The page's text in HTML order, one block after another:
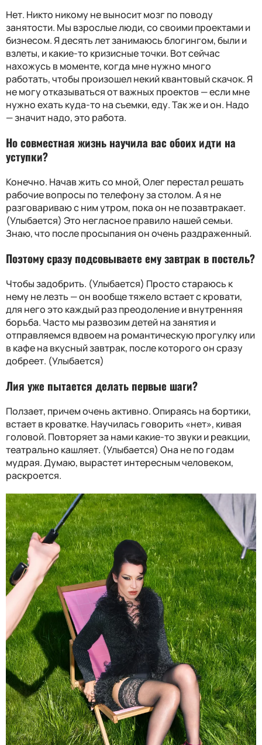
Нет. Никто никому не выносит мозг по поводу
занятости. Мы взрослые люди, со своими проектами и
бизнесом. Я десять лет занимаюсь блогингом, были и
взлеты, и какие-то кризисные точки. Вот сейчас
нахожусь в моменте, когда мне нужно много
работать, чтобы произошел некий квантовый скачок. Я
не могу отказываться от важных проектов — если мне
нужно ехать куда-то на съемки, еду. Так же и он. Надо
— значит надо, это работа.
Но совместная жизнь научила вас обоих идти на
уступки?
Конечно. Начав жить со мной, Олег перестал решать
рабочие вопросы по телефону за столом. А я не
разговариваю с ним утром, пока он не позавтракает.
(Улыбается) Это негласное правило нашей семьи.
Знаю, что после просыпания он очень раздраженный.
Поэтому сразу подсовываете ему завтрак в постель?
Чтобы задобрить. (Улыбается) Просто стараюсь к
нему не лезть — он вообще тяжело встает с кровати,
для него это каждый раз преодоление и внутренняя
борьба. Часто мы развозим детей на занятия и
отправляемся вдвоем на романтическую прогулку или
в кафе на вкусный завтрак, после которого он сразу
добреет. (Улыбается)
Лия уже пытается делать первые шаги?
Ползает, причем очень активно. Опираясь на бортики,
встает в кроватке. Научилась говорить «нет», кивая
головой. Повторяет за нами какие-то звуки и реакции,
театрально кашляет. (Улыбается) Она не по годам
мудрая. Думаю, вырастет интересным человеком,
раскроется.